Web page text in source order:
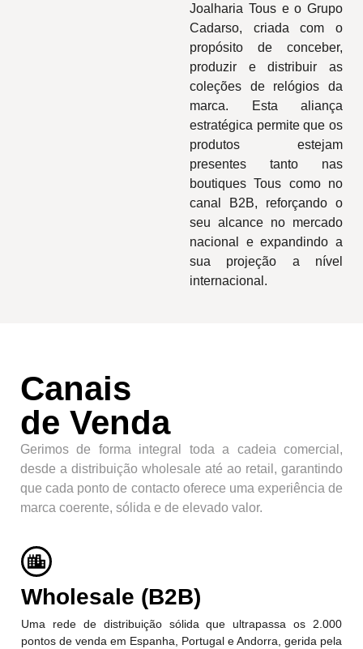
Joalharia Tous e o Grupo
Cadarso, criada com o
propósito de conceber,
produzir e distribuir as
coleções de relógios da
marca. Esta aliança
estratégica permite que os
produtos estejam
presentes tanto nas
boutiques Tous como no
canal B2B, reforçando o
seu alcance no mercado
nacional e expandindo a
sua projeção a nível
internacional.
Canais
de Venda
Gerimos de forma integral toda a cadeia comercial,
desde a distribuição wholesale até ao retail, garantindo
que cada ponto de contacto oferece uma experiência de
marca coerente, sólida e de elevado valor.
Wholesale (B2B)
Uma rede de distribuição sólida que ultrapassa os 2.000
pontos de venda em Espanha, Portugal e Andorra, gerida pela